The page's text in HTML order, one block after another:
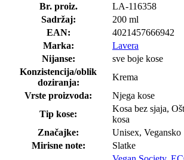
Br. proiz.
LA-116358
Sadržaj:
200 ml
EAN:
4021457666942
Marka:
Lavera
Nijanse:
sve boje kose
Konzistencija/oblik
doziranja:
Krema
Vrste proizvoda:
Njega kose
Tip kose:
Kosa bez sjaja,
kosa
Značajke:
Unisex, Vegansko
Mirisne note:
Slatke